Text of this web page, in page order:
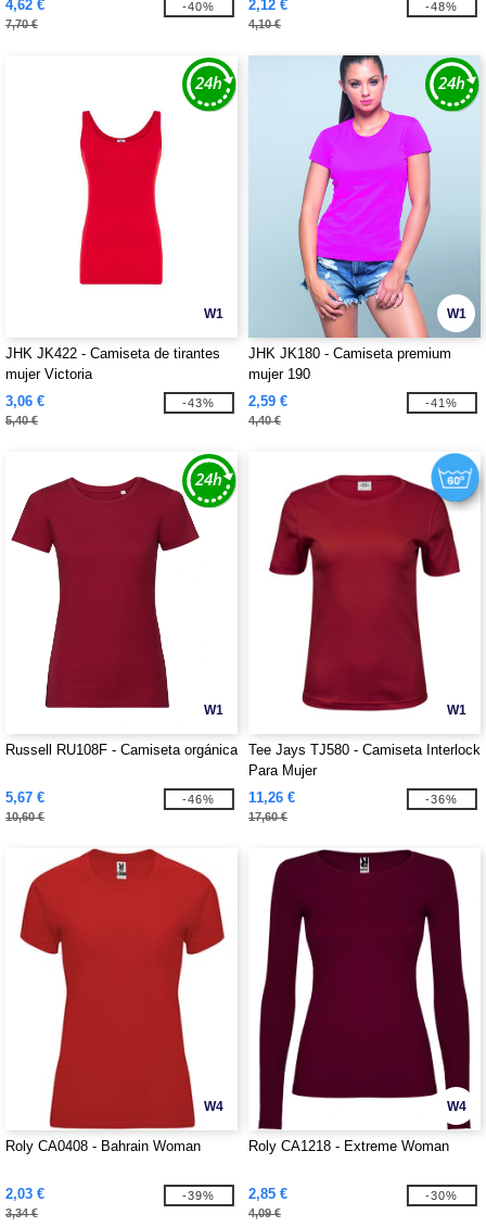
4,62 €
7,70 €
-40% 2,12 €
4,10 €
-48%
W1
JHK JK422 - Camiseta de tirantes
mujer Victoria
3,06 €
5,40 €
-43%
W1
JHK JK180 - Camiseta premium
mujer 190
2,59 €
4,40 €
-41%
W1
Russell RU108F - Camiseta orgánica
5,67 €
10,60 €
-46%
W1
Tee Jays TJ580 - Camiseta Interlock
Para Mujer
11,26 €
17,60 €
-36%
W4
Roly CA0408 - Bahrain Woman
2,03 €
3,34 €
-39%
W4
Roly CA1218 - Extreme Woman
2,85 €
4,09 €
-30%